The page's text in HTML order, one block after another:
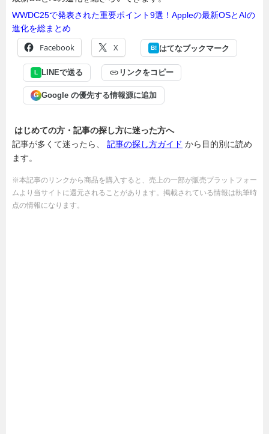
WWDC25で発表された重要ポイント9選！Appleの最新OSとAIの
進化を総まとめ
Facebook X B! はてなブックマーク
L LINEで送る リンクをコピー
G Google の優先する情報源に追加
はじめての方・記事の探し方に迷った方へ
記事が多くて迷ったら、 記事の探し方ガイド から目的別に読め
ます。
※本記事のリンクから商品を購入すると、売上の一部が販売プラットフォー
ムより当サイトに還元されることがあります。掲載されている情報は執筆時
点の情報になります。